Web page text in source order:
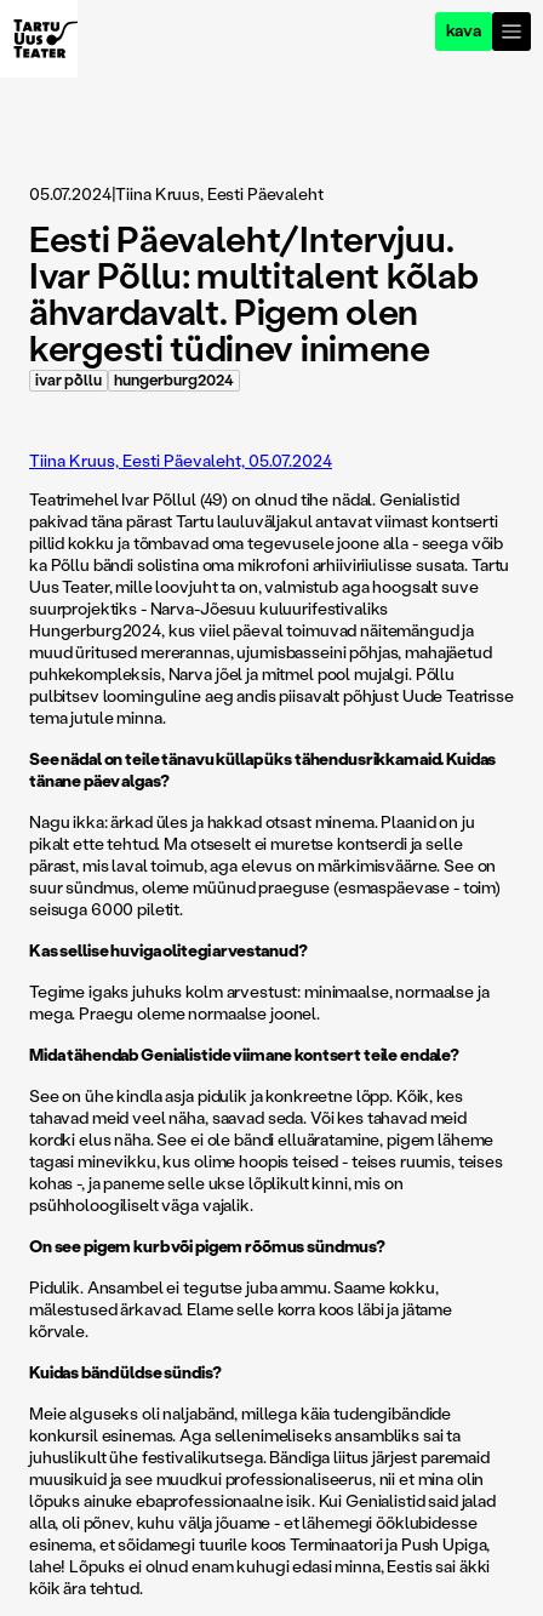
kava
05.07.2024|Tiina Kruus, Eesti Päevaleht
Eesti Päevaleht/Intervjuu.
Ivar Põllu: multitalent kõlab
ähvardavalt. Pigem olen
kergesti tüdinev inimene
ivar põllu hungerburg2024
Tiina Kruus, Eesti Päevaleht, 05.07.2024
Teatrimehel Ivar Põllul (49) on olnud tihe nädal. Genialistid
pakivad täna pärast Tartu lauluväljakul antavat viimast kontserti
pillid kokku ja tõmbavad oma tegevusele joone alla - seega võib
ka Põllu bändi solistina oma mikrofoni arhiiviriiulisse susata. Tartu
Uus Teater, mille loovjuht ta on, valmistub aga hoogsalt suve
suurprojektiks - Narva-Jõesuu kuluurifestivaliks
Hungerburg2024, kus viiel päeval toimuvad näitemängud ja
muud üritused mererannas, ujumisbasseini põhjas, mahajäetud
puhkekompleksis, Narva jõel ja mitmel pool mujalgi. Põllu
pulbitsev loominguline aeg andis piisavalt põhjust Uude Teatrisse
tema jutule minna.
See nädal on teile tänavu küllap üks tähendusrikkamaid. Kuidas
tänane päev algas?
Nagu ikka: ärkad üles ja hakkad otsast minema. Plaanid on ju
pikalt ette tehtud. Ma otseselt ei muretse kontserdi ja selle
pärast, mis laval toimub, aga elevus on märkimisväärne. See on
suur sündmus, oleme müünud praeguse (esmaspäevase - toim)
seisuga 6000 piletit.
Kas sellise huviga olitegi arvestanud?
Tegime igaks juhuks kolm arvestust: minimaalse, normaalse ja
mega. Praegu oleme normaalse joonel.
Mida tähendab Genialistide viimane kontsert teile endale?
See on ühe kindla asja pidulik ja konkreetne lõpp. Kõik, kes
tahavad meid veel näha, saavad seda. Või kes tahavad meid
kordki elus näha. See ei ole bändi elluäratamine, pigem läheme
tagasi minevikku, kus olime hoopis teised - teises ruumis, teises
kohas -, ja paneme selle ukse lõplikult kinni, mis on
psühholoogiliselt väga vajalik.
On see pigem kurb või pigem rõõmus sündmus?
Pidulik. Ansambel ei tegutse juba ammu. Saame kokku,
mälestused ärkavad. Elame selle korra koos läbi ja jätame
kõrvale.
Kuidas bänd üldse sündis?
Meie alguseks oli naljabänd, millega käia tudengibändide
konkursil esinemas. Aga sellenimeliseks ansambliks sai ta
juhuslikult ühe festivalikutsega. Bändiga liitus järjest paremaid
muusikuid ja see muudkui professionaliseerus, nii et mina olin
lõpuks ainuke ebaprofessionaalne isik. Kui Genialistid said jalad
alla, oli põnev, kuhu välja jõuame - et lähemegi ööklubidesse
esinema, et sõidamegi tuurile koos Terminaatori ja Push Upiga,
lahe! Lõpuks ei olnud enam kuhugi edasi minna, Eestis sai äkki
kõik ära tehtud.